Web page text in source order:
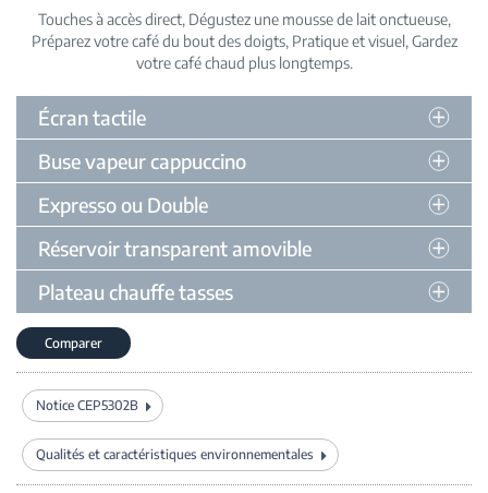
Touches à accès direct Dégustez une mousse de lait onctueuse
Préparez votre café du bout des doigts Pratique et visuel Gardez
votre café chaud plus longtemps
Écran tactile
Buse vapeur cappuccino
Expresso ou Double
Réservoir transparent amovible
Plateau chauffe tasses
Comparer
Notice CEP5302B
Qualités et caractéristiques environnementales